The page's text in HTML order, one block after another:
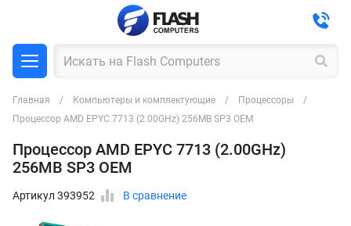
Главная Компьютеры и комплектующие
Процессоры
Процессор AMD EPYC 7713 (2.00GHz) 256MB SP3 OEM
Процессор AMD EPYC 7713 (2.00GHz)
256MB SP3 OEM
Артикул 393952 В сравнение